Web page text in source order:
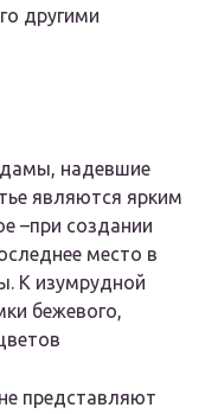
другими
надевшие
являются ярким
–при создании
место в
К изумрудной
бежевого,
представляют